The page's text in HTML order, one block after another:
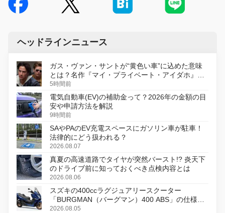
ヘッドラインニュース
ガス・ヴァン・サントが“黄色い車”に込めた意味
とは？名作『マイ・プライベート・アイダホ』が
初のデジタルリマスター版で復活
5時間前
電気自動車(EV)の補助金って？2026年の金額の目
安や申請方法を解説
9時間前
SAやPAのEV充電スペースにガソリン車が駐車！
法律的にどう扱われる？
2026.08.07
真夏の高速道路でタイヤが突然バースト!? 炎天下
のドライブ前に知っておくべき点検内容とは
2026.08.06
スズキの400ccラグジュアリースクーター
「BURGMAN（バーグマン）400 ABS」の仕様を
変更し、8月18日に発売
2026.08.05